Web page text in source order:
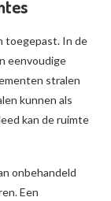
toegepast. In de
eenvoudige
stralen
kunnen als
kan de ruimte
onbehandeld
Een